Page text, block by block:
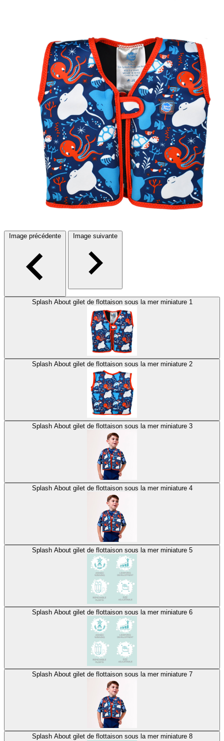
Image précédente Image suivante
Splash About gilet de flottaison sous la mer miniature 1
Splash About gilet de flottaison sous la mer miniature 2
Splash About gilet de flottaison sous la mer miniature 3
Splash About gilet de flottaison sous la mer miniature 4
Splash About gilet de flottaison sous la mer miniature 5
Splash About gilet de flottaison sous la mer miniature 6
Splash About gilet de flottaison sous la mer miniature 7
Splash About gilet de flottaison sous la mer miniature 8